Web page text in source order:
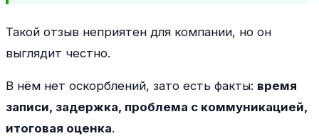
Такой отзыв неприятен для компании, но он
выглядит честно.
В нём нет оскорблений, зато есть факты: время
записи, задержка, проблема с коммуникацией,
итоговая оценка.